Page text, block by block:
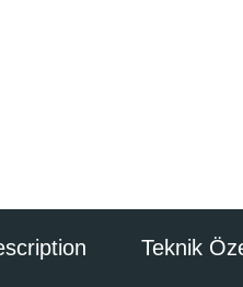
Teknik